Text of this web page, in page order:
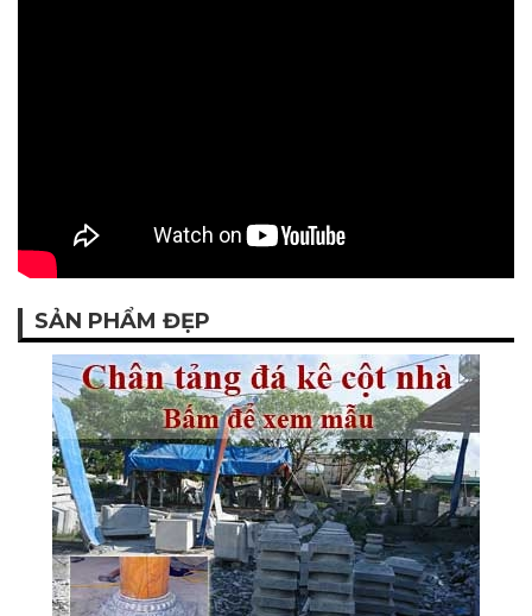
SẢN PHẨM ĐẸP